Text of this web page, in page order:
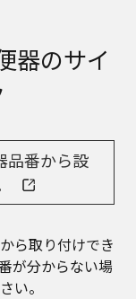
器のサイ
品番から設
ら取り付けでき
が分からない場
い。